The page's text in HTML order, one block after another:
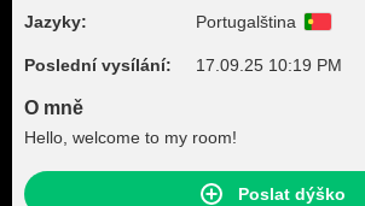
Jazyky: Portugalština
Poslední vysílání: 17.09.25 10:19 PM
O mně
Hello, welcome to my room!
Poslat dýško